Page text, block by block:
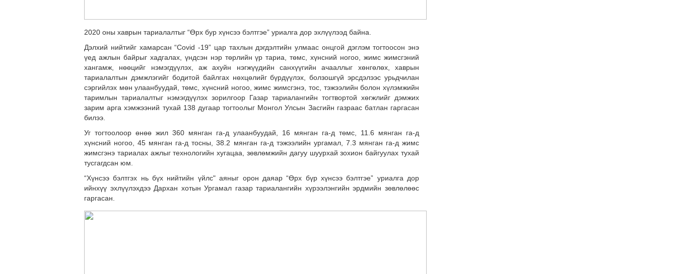
2020 оны хаврын тариалалтыг “Өрх бур хүнсээ бэлтгэе” уриалга дор эхлүүлээд байна.
Дэлхий нийтийг хамарсан “Covid -19” цар тахлын дэгдэлтийн улмаас онцгой дэглэм тогтоосон энэ
үед ажлын байрыг хадгалах, үндсэн нэр төрлийн үр тариа, төмс, хүнсний ногоо, жимс жимсгэний
хангамж, нөөцийг нэмэгдүүлэх, аж ахуйн нэгжүүдийн санхүүгийн ачааллыг хөнгөлөх, хаврын
тариалалтын дэмжлэгийг бодитой байлгах нөхцөлийг бүрдүүлэх, болзошгүй эрсдэлээс урьдчилан
сэргийлэх мөн улаанбуудай, төмс, хүнсний ногоо, жимс жимсгэнэ, тос, тэжээлийн болон хүлэмжийн
таримлын тариалалтыг нэмэгдүүлэх зорилгоор Газар тариалангийн тогтвортой хөгжлийг дэмжих
зарим арга хэмжээний тухай 138 дугаар тогтоолыг Монгол Улсын Засгийн газраас батлан гаргасан
билээ.
Уг тогтоолоор өнөө жил 360 мянган га-д улаанбуудай, 16 мянган га-д төмс, 11.6 мянган га-д
хүнсний ногоо, 45 мянган га-д тосны, 38.2 мянган га-д тэжээлийн ургамал, 7.3 мянган га-д жимс
жимсгэнэ тариалах ажлыг технологийн хугацаа, зөвлөмжийн дагуу шуурхай зохион байгуулах тухай
тусгагдсан юм.
“Хүнсээ бэлтгэх нь бүх нийтийн үйлс" аяныг орон даяар “Өрх бүр хүнсээ бэлтгэе” уриалга дор
ийнхүү эхлүүлэхдээ Дархан хотын Ургамал газар тариалангийн хүрээлэнгийн эрдмийн зөвлөлөөс
гаргасан.